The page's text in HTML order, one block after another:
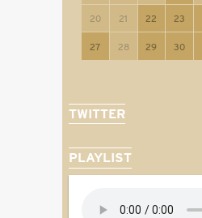
20 21 22 23
27 28 29 30
TWITTER
PLAYLIST